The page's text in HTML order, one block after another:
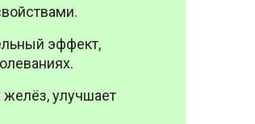
эффект,
улучшает